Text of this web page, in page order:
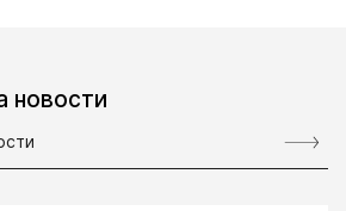
новости